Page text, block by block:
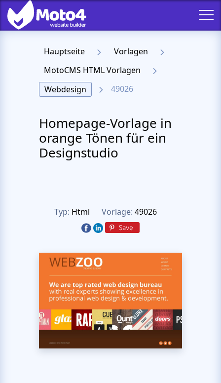
Hauptseite
Vorlagen
MotoCMS HTML Vorlagen
Webdesign
49026
Homepage-Vorlage in
orange Tönen für ein
Designstudio
Typ: Html Vorlage: 49026